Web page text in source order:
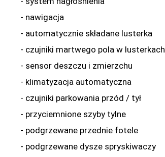
- nawigacja
- automatycznie składane lusterka
- czujniki martwego pola w lusterkach
- sensor deszczu i zmierzchu
- klimatyzacja automatyczna
- czujniki parkowania przód / tył
- przyciemnione szyby tylne
- podgrzewane przednie fotele
- podgrzewane dysze spryskiwaczy